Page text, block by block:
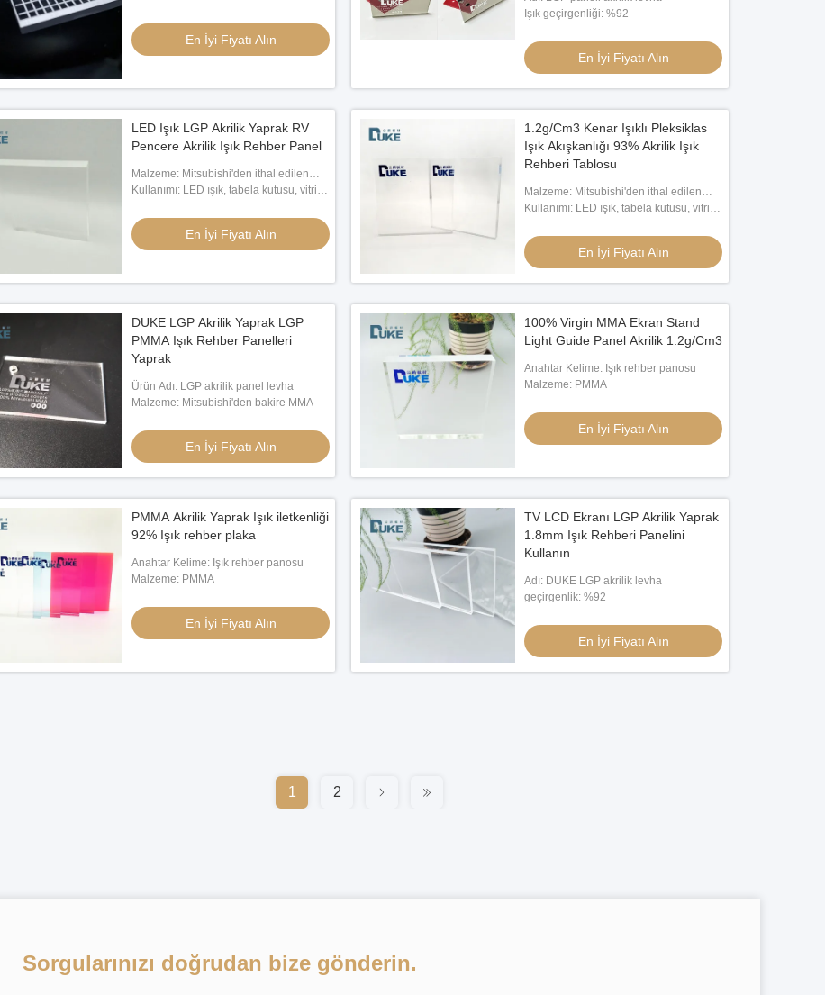
En İyi Fiyatı Alın
En İyi Fiyatı Alın
Işık geçirgenliği: %92
En İyi Fiyatı Alın
LED Işık LGP Akrilik Yaprak RV
Pencere Akrilik Işık Rehber Panel
Malzeme: Mitsubishi'den ithal edilen
MMA
Kullanımı: LED ışık, tabela kutusu, vitrin
En İyi Fiyatı Alın
1.2g/Cm3 Kenar Işıklı Pleksiklas
Işık Akışkanlığı 93% Akrilik Işık
Rehberi Tablosu
Malzeme: Mitsubishi'den ithal edilen
MMA
Kullanımı: LED ışık, tabela kutusu, vitrin
En İyi Fiyatı Alın
DUKE LGP Akrilik Yaprak LGP
PMMA Işık Rehber Panelleri
Yaprak
Ürün Adı: LGP akrilik panel levha
Malzeme: Mitsubishi'den bakire MMA
En İyi Fiyatı Alın
100% Virgin MMA Ekran Stand
Light Guide Panel Akrilik 1.2g/Cm3
Anahtar Kelime: Işık rehber panosu
Malzeme: PMMA
En İyi Fiyatı Alın
PMMA Akrilik Yaprak Işık iletkenliği
92% Işık rehber plaka
Anahtar Kelime: Işık rehber panosu
Malzeme: PMMA
En İyi Fiyatı Alın
TV LCD Ekranı LGP Akrilik Yaprak
1.8mm Işık Rehberi Panelini
Kullanın
Adı: DUKE LGP akrilik levha
geçirgenlik: %92
En İyi Fiyatı Alın
1 2
Sorgularınızı doğrudan bize gönderin.